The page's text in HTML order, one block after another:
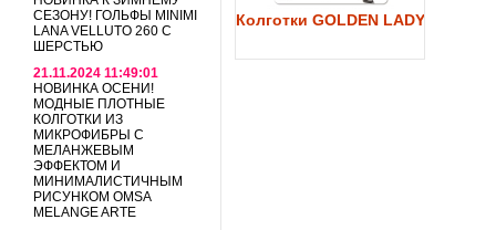
СЕЗОНУ! ГОЛЬФЫ MINIMI
LANA VELLUTO 260 С
ШЕРСТЬЮ
21.11.2024 11:49:01
НОВИНКА ОСЕНИ!
МОДНЫЕ ПЛОТНЫЕ
КОЛГОТКИ ИЗ
МИКРОФИБРЫ С
МЕЛАНЖЕВЫМ
ЭФФЕКТОМ И
МИНИМАЛИСТИЧНЫМ
РИСУНКОМ OMSA
MELANGE ARTE
Колготки GOLDEN LADY My